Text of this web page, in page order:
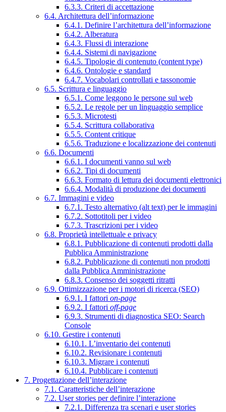
6.3.3. Criteri di accettazione
6.4. Architettura dell’informazione
6.4.1. Definire l’architettura dell’informazione
6.4.2. Alberatura
6.4.3. Flussi di interazione
6.4.4. Sistemi di navigazione
6.4.5. Tipologie di contenuto (content type)
6.4.6. Ontologie e standard
6.4.7. Vocabolari controllati e tassonomie
6.5. Scrittura e linguaggio
6.5.1. Come leggono le persone sul web
6.5.2. Le regole per un linguaggio semplice
6.5.3. Microtesti
6.5.4. Scrittura collaborativa
6.5.5. Content critique
6.5.6. Traduzione e localizzazione dei contenuti
6.6. Documenti
6.6.1. I documenti vanno sul web
6.6.2. Tipi di documenti
6.6.3. Formato di lettura dei documenti elettronici
6.6.4. Modalità di produzione dei documenti
6.7. Immagini e video
6.7.1. Testo alternativo (alt text) per le immagini
6.7.2. Sottotitoli per i video
6.7.3. Trascrizioni per i video
6.8. Proprietà intellettuale e privacy
6.8.1. Pubblicazione di contenuti prodotti dalla
Pubblica Amministrazione
6.8.2. Pubblicazione di contenuti non prodotti
dalla Pubblica Amministrazione
6.8.3. Consenso dei soggetti ritratti
6.9. Ottimizzazione per i motori di ricerca (SEO)
6.9.1. I fattori on-page
6.9.2. I fattori off-page
6.9.3. Strumenti di diagnostica SEO: Search
Console
6.10. Gestire i contenuti
6.10.1. L’inventario dei contenuti
6.10.2. Revisionare i contenuti
6.10.3. Migrare i contenuti
6.10.4. Pubblicare i contenuti
7. Progettazione dell’interazione
7.1. Caratteristiche dell’interazione
7.2. User stories per definire l’interazione
7.2.1. Differenza tra scenari e user stories